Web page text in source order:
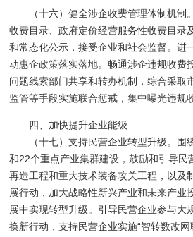
（十六）健全涉企收费管理体制机
收费目录、政府定价经营服务性收费目录
和常态化公示，接受企业和社会监督。进
动惠企政策落实落地。畅通涉企违规收费
问题线索部门共享和转办机制，综合采取
监管等手段实施联合惩戒，集中曝光违规
四、加快提升企业能级
（十七）支持民营企业转型升级。
和22个重点产业集群建设，鼓励和引导民
再造工程和重大技术装备攻关工程，以及
展行动，加大战略性新兴产业和未来产业
展中实现转型升级。引导民营企业参与大
换新行动，支持民营企业实施“智转数改